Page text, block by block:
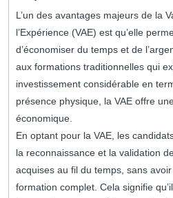
L’un des avantages majeurs de la
l’Expérience (VAE) est qu’elle
d’économiser du temps et de
aux formations traditionnelles qui
investissement considérable en
présence physique, la VAE offre
économique.
En optant pour la VAE, les
la reconnaissance et la validation
acquises au fil du temps, sans
formation complet. Cela signifie